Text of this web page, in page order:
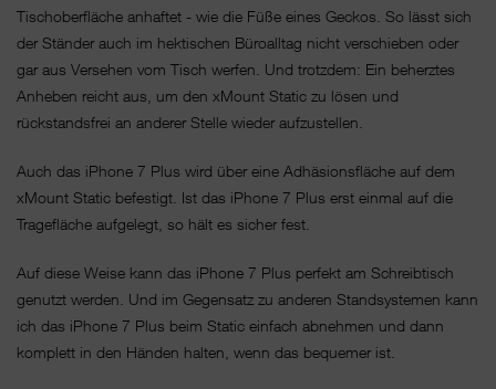
Tischoberfläche anhaftet - wie die Füße eines Geckos. So lässt sich
der Ständer auch im hektischen Büroalltag nicht verschieben oder
gar aus Versehen vom Tisch werfen. Und trotzdem: Ein beherztes
Anheben reicht aus, um den xMount Static zu lösen und
rückstandsfrei an anderer Stelle wieder aufzustellen.
Auch das iPhone 7 Plus wird über eine Adhäsionsfläche auf dem
xMount Static befestigt. Ist das iPhone 7 Plus erst einmal auf die
Tragefläche aufgelegt, so hält es sicher fest.
Auf diese Weise kann das iPhone 7 Plus perfekt am Schreibtisch
genutzt werden. Und im Gegensatz zu anderen Standsystemen kann
ich das iPhone 7 Plus beim Static einfach abnehmen und dann
komplett in den Händen halten, wenn das bequemer ist.